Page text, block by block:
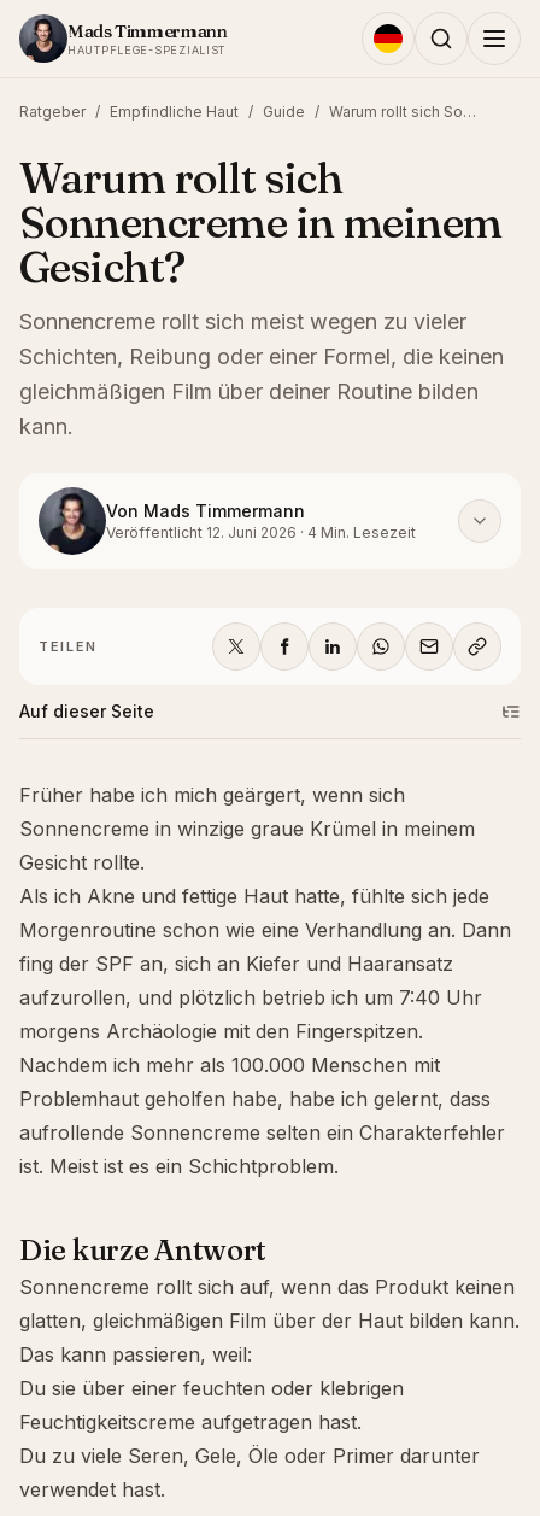
Zum Inhalt springen
Mads Timmermann
HAUTPFLEGE-SPEZIALIST
Ratgeber / Empfindliche Haut / Guide / Warum rollt sich Sonnencreme in meinem Gesicht?
Warum rollt sich
Sonnencreme in meinem
Gesicht?
Sonnencreme rollt sich meist wegen zu vieler
Schichten, Reibung oder einer Formel, die keinen
gleichmäßigen Film über deiner Routine bilden
kann.
Von Mads Timmermann
Veröffentlicht 12. Juni 2026 · 4 Min. Lesezeit
TEILEN
Auf dieser Seite
Früher habe ich mich geärgert, wenn sich
Sonnencreme in winzige graue Krümel in meinem
Gesicht rollte.
Als ich Akne und fettige Haut hatte, fühlte sich jede
Morgenroutine schon wie eine Verhandlung an. Dann
fing der SPF an, sich an Kiefer und Haaransatz
aufzurollen, und plötzlich betrieb ich um 7:40 Uhr
morgens Archäologie mit den Fingerspitzen.
Nachdem ich mehr als 100.000 Menschen mit
Problemhaut geholfen habe, habe ich gelernt, dass
aufrollende Sonnencreme selten ein Charakterfehler
ist. Meist ist es ein Schichtproblem.
Die kurze Antwort
Sonnencreme rollt sich auf, wenn das Produkt keinen
glatten, gleichmäßigen Film über der Haut bilden kann.
Das kann passieren, weil:
Du sie über einer feuchten oder klebrigen
Feuchtigkeitscreme aufgetragen hast.
Du zu viele Seren, Gele, Öle oder Primer darunter
verwendet hast.